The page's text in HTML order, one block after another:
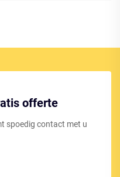
offerte
spoedig contact met u